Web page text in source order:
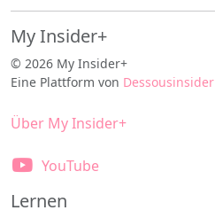
My Insider+
© 2026 My Insider+
Eine Plattform von Dessousinsider
Über My Insider+
YouTube
Lernen